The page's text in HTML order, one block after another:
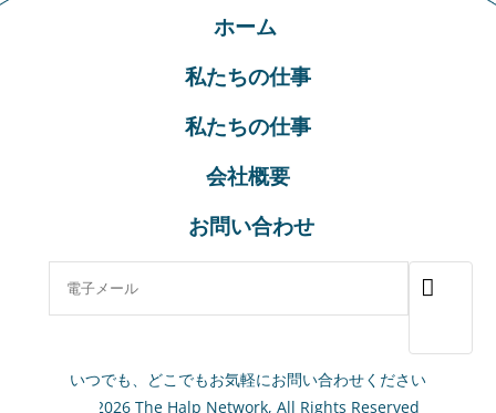
ホーム
私たちの仕事
私たちの仕事
会社概要
お問い合わせ
いつでも、どこでもお気軽にお問い合わせください
© 2026 The Halp Network, All Rights Reserved